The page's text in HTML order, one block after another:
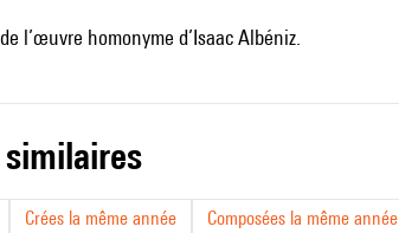
l’œuvre homonyme d’Isaac Albéniz.
similaires
Crées la même année Composées la même année